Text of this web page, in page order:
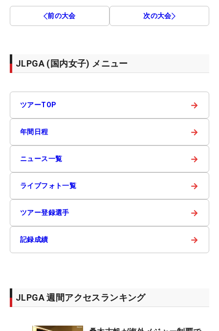
前の大会 次の大会
JLPGA (国内女子) メニュー
ツアーTOP →
年間日程 →
ニュース一覧 →
ライブフォト一覧 →
ツアー登録選手 →
記録成績 →
JLPGA 週間アクセスランキング